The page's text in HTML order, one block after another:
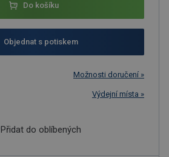
Do košíku
Objednat s potiskem
Možnosti doručení »
Výdejní místa »
Přidat do oblíbených